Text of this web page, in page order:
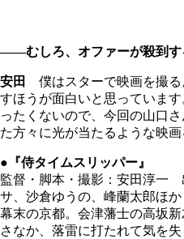
――むしろ、オファーが殺到す
安田
僕はスターで映画を撮る
すほうが面白いと思っていま
ったくないので、今回の山口
た方々に光が当たるような映画
●『侍タイムスリッパー』
監督・脚本・撮影：安田淳一
サ、沙倉ゆうの、峰蘭太郎ほ
幕末の京都。会津藩士の高坂
さなか、落雷に打たれて気を